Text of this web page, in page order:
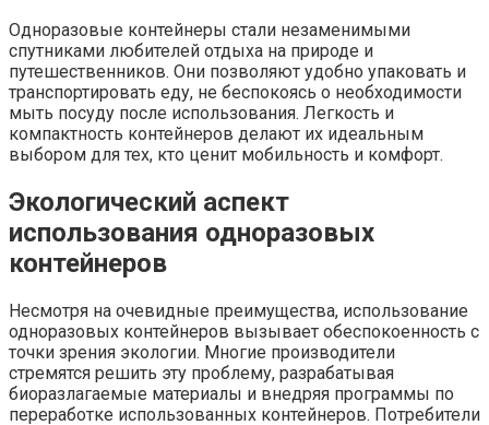
Одноразовые контейнеры стали незаменимыми
спутниками любителей отдыха на природе и
путешественников. Они позволяют удобно упаковать и
транспортировать еду, не беспокоясь о необходимости
мыть посуду после использования. Легкость и
компактность контейнеров делают их идеальным
выбором для тех, кто ценит мобильность и комфорт.
Экологический аспект
использования одноразовых
контейнеров
Несмотря на очевидные преимущества, использование
одноразовых контейнеров вызывает обеспокоенность с
точки зрения экологии. Многие производители
стремятся решить эту проблему, разрабатывая
биоразлагаемые материалы и внедряя программы по
переработке использованных контейнеров. Потребители